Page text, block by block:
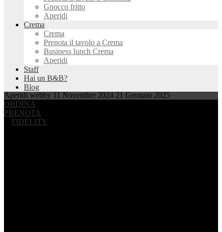
Gnocco fritto
Aperidi
Crema
Crema
Prenota il tavolo a Crema
Business lunch Crema
Aperidi
Staff
Hai un B&B?
Blog
ORDINA
PRENOTA
FIDELITY
Aperidi webby 11 Novembre 2024 21 Gennaio 2025